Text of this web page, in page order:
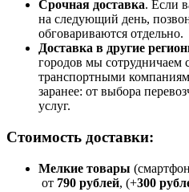
Срочная доставка. Если
на следующий день,
обговариваются отдельно.
Доставка в другие
городов мы сотрудничаем
транспортными
заранее: от выбора
услуг.
Стоимость доставки:
Мелкие товары
от 790 рублей, (+300